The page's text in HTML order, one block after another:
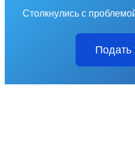
Столкнулись с
Подать